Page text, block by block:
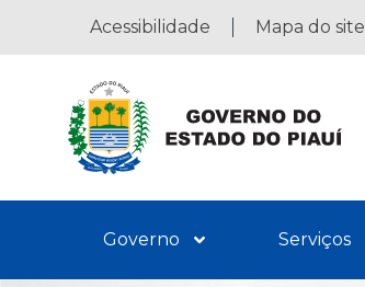
Acessibilidade Mapa do site
Governo Serviços